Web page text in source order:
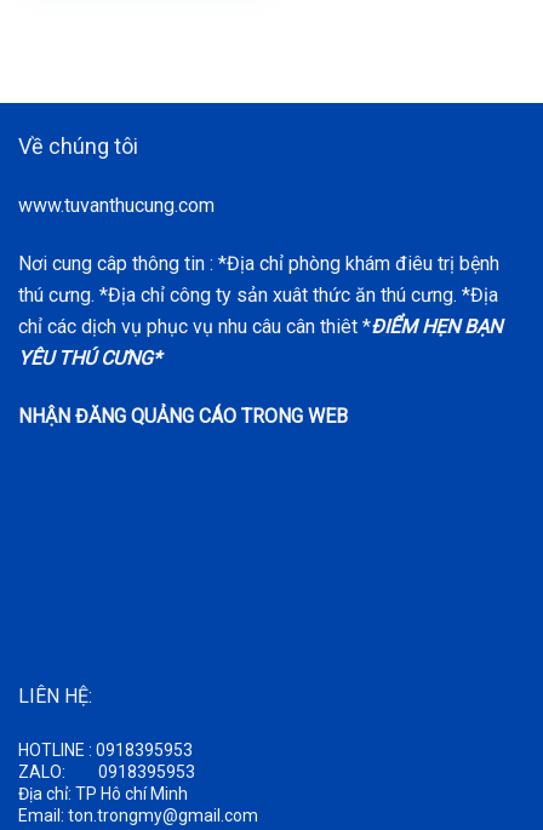
Về chúng tôi
www.tuvanthucung.com
Nơi cung câp thông tin : *Địa chỉ phòng khám điêu trị bệnh
thú cưng. *Địa chỉ công ty sản xuât thức ăn thú cưng. *Địa
chỉ các dịch vụ phục vụ nhu câu cân thiêt *ĐIỂM HẸN BẠN
YÊU THÚ CƯNG*
NHẬN ĐĂNG QUẢNG CÁO TRONG WEB
LIÊN HỆ:
HOTLINE : 0918395953
ZALO: 0918395953
Địa chỉ: TP Hô chí Minh
Email: ton.trongmy@gmail.com